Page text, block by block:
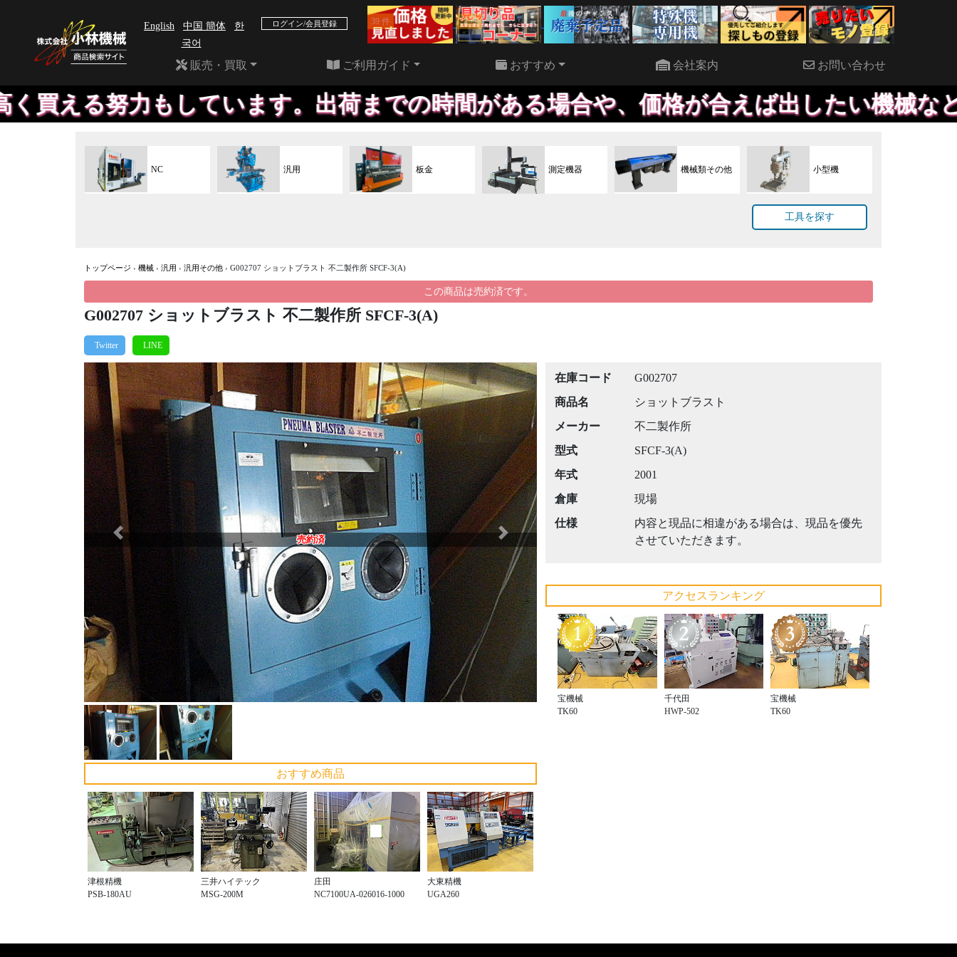
English 中国 簡体
한
국어
ログイン/会員登録 39 件 22 件
販売・買取 ご利用ガイド おすすめ 会社案内 お問い合わせ
ています。出荷までの時間がある場合や、価格が合えば出したい機械など、HPに載せ
NC 汎用 板金 測定機器 機械類その他 小型機
工具を探す
トップページ › 機械 › 汎用 › 汎用その他 › G002707 ショットブラスト 不二製作所 SFCF-3(A)
この商品は売約済です。
G002707 ショットブラスト 不二製作所 SFCF-3(A)
売約済
Previous Next
おすすめ商品
津根精機
PSB-180AU
三井ハイテック
MSG-200M
庄田
NC7100UA-026016-1000
大東精機
UGA260
在庫コード
G002707
商品名
ショットブラスト
メーカー
不二製作所
型式
SFCF-3(A)
年式
2001
倉庫
現場
仕様
内容と現品に相違がある場合は、現品を優先
させていただきます。
アクセスランキング
宝機械
TK60
千代田
HWP-502
宝機械
TK60